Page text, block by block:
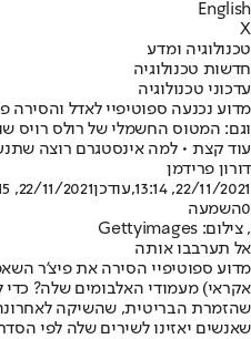
English
X
טכנולוגיה ומדע
חדשות טכנולוגיה
עדכוני טכנולוגיה
מדוע נכנעה ספוטיפיי לאדל והסירה
וגם: המטוס החשמלי של רולס רויס
עוד קצת • למה אינסטגרם רוצה
דורון פרידמן
22/11/2021, 13:14
,עודכן22/11/2021, 13:15
0השמעה
, צילום: Gettyimages
אל תערבבו אותה
מדוע ספוטיפיי הסירה את פיצ'ר
אקראי) מעמודי האלבומים שלה?
שאנשים יאזינו לשירים שלה לפי